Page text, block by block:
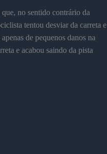
no sentido contrário da
tentou desviar da carreta e
de pequenos danos na
e acabou saindo da pista